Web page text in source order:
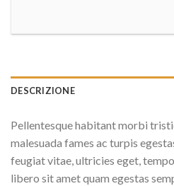
DESCRIZIONE
Pellentesque habitant morbi
malesuada fames ac turpis
feugiat vitae, ultricies eget,
libero sit amet quam egestas